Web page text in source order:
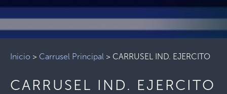
Inicio > Carrusel Principal > CARRUSEL IND. EJERCITO
CARRUSEL IND. EJERCITO